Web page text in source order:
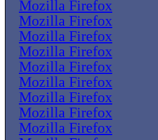
Mozilla Firefox
Mozilla Firefox
Mozilla Firefox
Mozilla Firefox
Mozilla Firefox
Mozilla Firefox
Mozilla Firefox
Mozilla Firefox
Mozilla Firefox